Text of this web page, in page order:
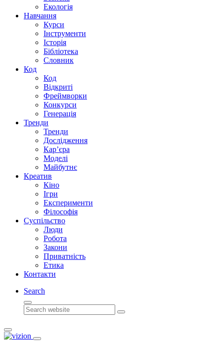
Екологія
Навчання
Курси
Інструменти
Історія
Бібліотека
Словник
Код
Код
Відкриті
Фреймворки
Конкурси
Генерація
Тренди
Тренди
Дослідження
Кар’єра
Моделі
Майбутнє
Креатив
Кіно
Ігри
Експерименти
Філософія
Суспільство
Люди
Робота
Закони
Приватність
Етика
Контакти
Search
Search